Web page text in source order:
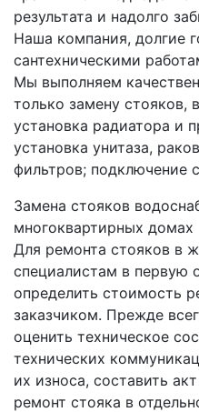
результата и надолго
Наша компания, долгие
сантехническими
Мы выполняем
только замену стояков,
установка радиатора и
установка унитаза,
фильтров; подключение
Замена стояков
многоквартирных домах
Для ремонта стояков в
специалистам в первую
определить стоимость
заказчиком. Прежде
оценить техническое
технических
их износа, составить
ремонт стояка в